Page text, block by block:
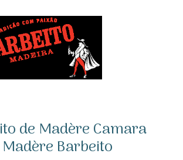
de Madère Camara
Barbeito